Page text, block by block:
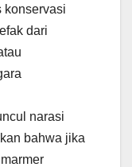
konservasi
dari
narasi
bahwa jika